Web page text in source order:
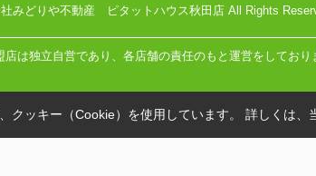
みどりや不動産 ピタットハウス秋田店 All Rights
店は独立自営であり、各店舗の責任のもと運営をしており
クッキー（Cookie）を使用しています。 詳しくは、